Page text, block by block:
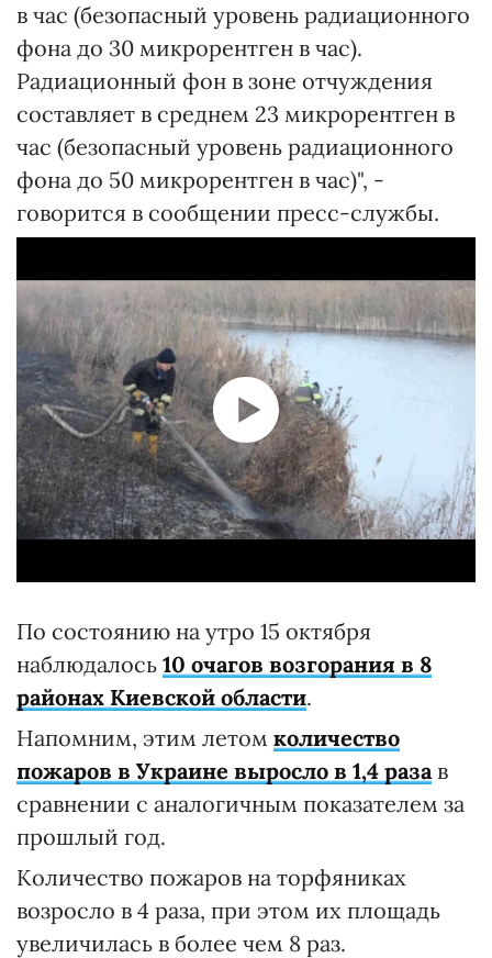
в час (безопасный уровень радиационного
фона до 30 микрорентген в час).
Радиационный фон в зоне отчуждения
составляет в среднем 23 микрорентген в
час (безопасный уровень радиационного
фона до 50 микрорентген в час)", -
говорится в сообщении пресс-службы.
По состоянию на утро 15 октября
наблюдалось 10 очагов возгорания в 8
районах Киевской области.
Напомним, этим летом количество
пожаров в Украине выросло в 1,4 раза в
сравнении с аналогичным показателем за
прошлый год.
Количество пожаров на торфяниках
возросло в 4 раза, при этом их площадь
увеличилась в более чем 8 раз.